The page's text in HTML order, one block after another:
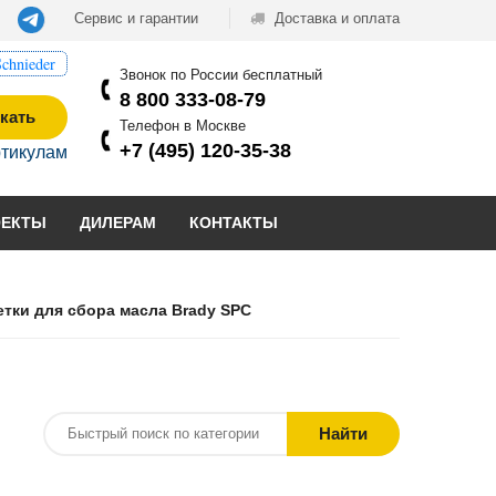
Сервис и гарантии Доставка и оплата
Звонок по России бесплатный
8 800 333-08-79
Телефон в Москве
+7 (495) 120-35-38
ДИЛЕРАМ КОНТАКТЫ
для сбора масла Brady SPC
Найти